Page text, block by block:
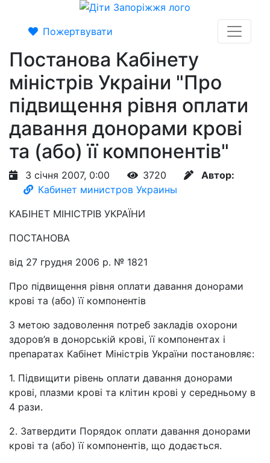
Пожертвувати
Постанова Кабiнету
мiнiстрiв Украiни "Про
підвищення рівня оплати
давання донорами крові
та (або) її компонентів"
3 січня 2007, 0:00 3720
Автор:
Кабинет министров Украины
КАБІНЕТ МІНІСТРІВ УКРАЇНИ
ПОСТАНОВА
від 27 грудня 2006 р. № 1821
Про підвищення рівня оплати давання донорами
крові та (або) її компонентів
З метою задоволення потреб закладів охорони
здоров’я в донорській крові, її компонентах і
препаратах Кабінет Міністрів України постановляє:
1. Підвищити рівень оплати давання донорами
крові, плазми крові та клітин крові у середньому в
4 рази.
2. Затвердити Порядок оплати давання донорами
крові та (або) її компонентів, що додається.